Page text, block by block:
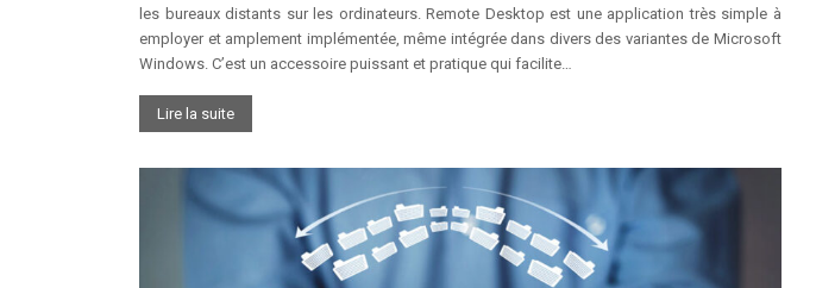
les bureaux distants sur les ordinateurs. Remote Desktop est une application très simple à
employer et amplement implémentée, même intégrée dans divers des variantes de Microsoft
Windows. C’est un accessoire puissant et pratique qui facilite…
Lire la suite